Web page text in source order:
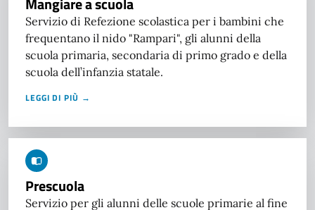
Servizio di Refezione scolastica per i bambini che
frequentano il nido "Rampari", gli alunni della
scuola primaria, secondaria di primo grado e della
scuola dell’infanzia statale.
LEGGI DI PIÙ →
Prescuola
Servizio per gli alunni delle scuole primarie al fine